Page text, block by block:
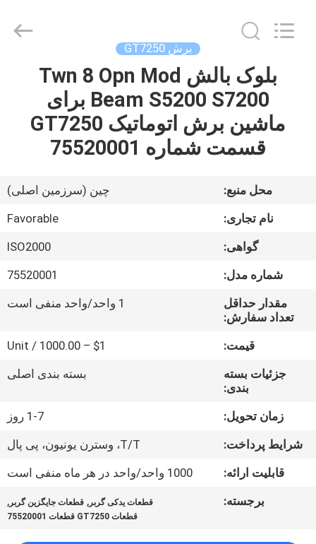
صفحه
محصولات
درباره
کارخانه
کنترل
تماس
بگیرید
EQUIPMENT
CO.,LTD.
برش GT7250
بلوک بالش Twn 8 Opn Mod
Beam S5200 S7200 برای
ماشین برش اتوماتیک GT7250
قسمت شماره 75520001
محل منبع:
چین (سرزمین اصلی)
نام تجاری:
Favorable
گواهی:
ISO2000
شماره مدل:
75520001
مقدار حداقل
تعداد سفارش:
1 واحد/واحد منفی است
قیمت:
$1 – 1000.00 / Unit
جزئیات بسته
بندی:
بسته بندی اصلی
زمان تحویل:
1-7 روز
شرایط پرداخت:
T/T، وسترن یونیون، پی پال
قابلیت ارائه:
1000 واحد/واحد در هر ماه منفی است
برجسته:
قطعات یدکی گربر , قطعات جایگزین گربر ,
قطعات GT7250 قطعات 75520001